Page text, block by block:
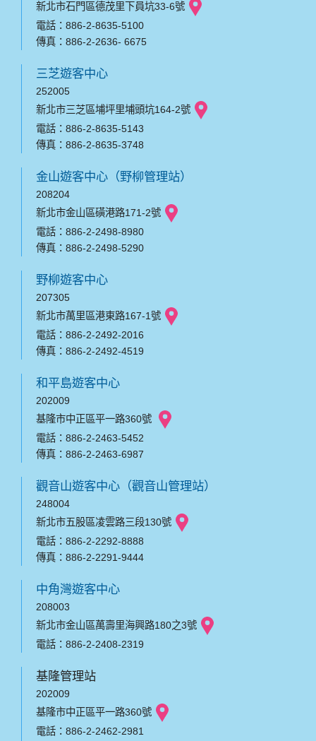
新北市石門區德茂里下員坑33-6號
電話：886-2-8635-5100
傳真：886-2-2636- 6675
三芝遊客中心
252005
新北市三芝區埔坪里埔頭坑164-2號
電話：886-2-8635-5143
傳真：886-2-8635-3748
金山遊客中心（野柳管理站）
208204
新北市金山區磺港路171-2號
電話：886-2-2498-8980
傳真：886-2-2498-5290
野柳遊客中心
207305
新北市萬里區港東路167-1號
電話：886-2-2492-2016
傳真：886-2-2492-4519
和平島遊客中心
202009
基隆市中正區平一路360號
電話：886-2-2463-5452
傳真：886-2-2463-6987
觀音山遊客中心（觀音山管理站）
248004
新北市五股區凌雲路三段130號
電話：886-2-2292-8888
傳真：886-2-2291-9444
中角灣遊客中心
208003
新北市金山區萬壽里海興路180之3號
電話：886-2-2408-2319
基隆管理站
202009
基隆市中正區平一路360號
電話：886-2-2462-2981